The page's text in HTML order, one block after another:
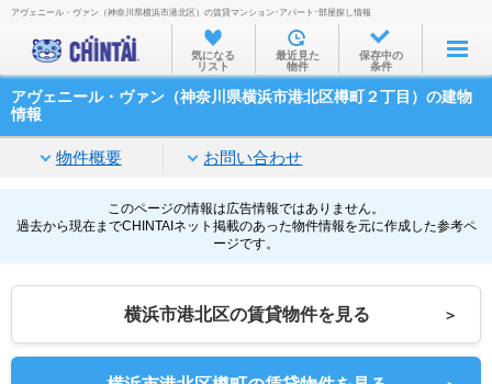
お部屋を探す
沿線・駅から
家賃相場から
物件特集から
TOP
アヴェニール・ヴァン（神奈川県横浜市港北区）の賃貸マンション･アパート･部屋探し情報
気になる
リスト
最近見た
物件
保存中の
条件
アヴェニール・ヴァン（神奈川県横浜市港北区樽町２丁目）の建物
情報
物件概要 お問い合わせ
このページの情報は広告情報ではありません。
過去から現在までCHINTAIネット掲載のあった物件情報を元に作成した参考ペ
ージです。
横浜市港北区の賃貸物件を見る ＞